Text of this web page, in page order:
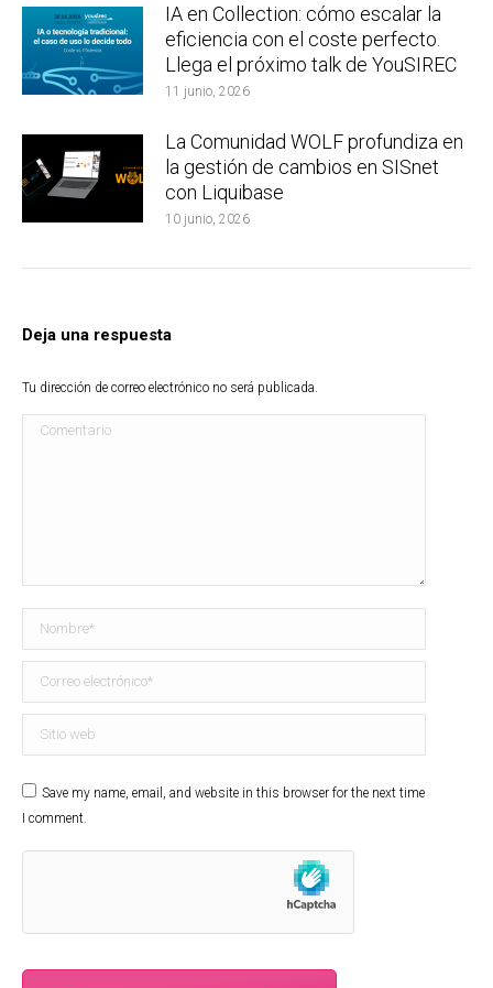
IA en Collection: cómo escalar la
eficiencia con el coste perfecto.
Llega el próximo talk de YouSIREC
11 junio, 2026
La Comunidad WOLF profundiza en
la gestión de cambios en SISnet
con Liquibase
10 junio, 2026
Deja una respuesta
Tu dirección de correo electrónico no será publicada.
Comentario
Nombre *
Correo electrónico *
Sitio web
Save my name, email, and website in this browser for the next time
I comment.